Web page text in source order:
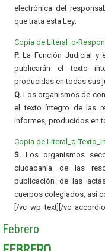
electrónica del
que trata esta Ley;
Copia de Literal_o-
P. La Función Judicial y
publicarán el texto
producidas en todas sus
Q. Los organismos de
el texto íntegro de las
informes, producidos en
Copia de Literal_q-
S. Los organismos
ciudadanía de las
publicación de las
cuerpos colegiados, así
[/vc_wp_text][/
Febrero